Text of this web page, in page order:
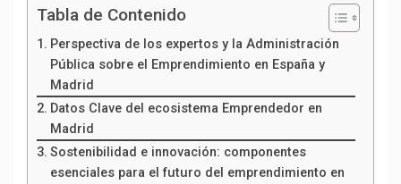
Tabla de Contenido
Perspectiva de los expertos y la Administración
Pública sobre el Emprendimiento en España y
Madrid
Datos Clave del ecosistema Emprendedor en
Madrid
Sostenibilidad e innovación: componentes
esenciales para el futuro del emprendimiento en